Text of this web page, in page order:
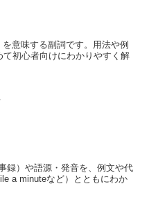
を意味する副詞です。用法や例
初心者向けにわかりやすく解
録）や語源・発音を、例文や代
a minuteなど）とともにわか